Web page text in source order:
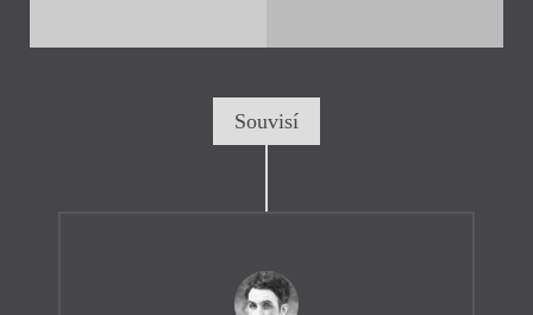
Souvisí